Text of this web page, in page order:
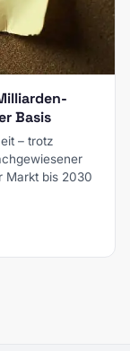
Basis
– trotz
Markt bis 2030